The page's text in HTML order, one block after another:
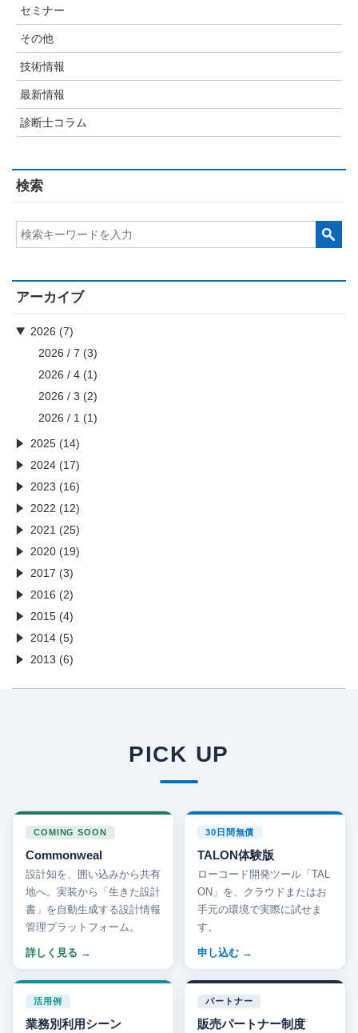
セミナー
その他
技術情報
最新情報
診断士コラム
検索
アーカイブ
2026 (7)
2026 / 7 (3)
2026 / 4 (1)
2026 / 3 (2)
2026 / 1 (1)
2025 (14)
2024 (17)
2023 (16)
2022 (12)
2021 (25)
2020 (19)
2017 (3)
2016 (2)
2015 (4)
2014 (5)
2013 (6)
PICK UP
COMING SOON
Commonweal
設計知を、囲い込みから共有
地へ。実装から「生きた設計
書」を自動生成する設計情報
管理プラットフォーム。
詳しく見る
30日間無償
TALON体験版
ローコード開発ツール「TAL
ON」を、クラウドまたはお
手元の環境で実際に試せま
す。
申し込む
活用例
業務別利用シーン
パートナー
販売パートナー制度